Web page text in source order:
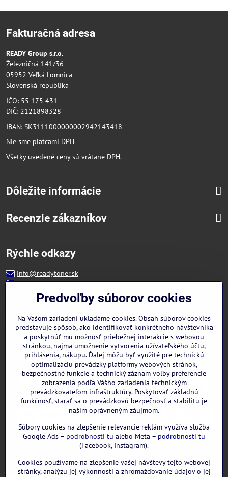
Fakturačná adresa
READY Group s.r.o.
Železničná 141/36
05952 Veľká Lomnica
Slovenská republika
IČO: 55 175 431
DIČ: 2121898328
IBAN: SK3111000000002942143418
Nie sme platcami DPH
Všetky uvedené ceny sú vrátane DPH.
Dôležite informácie
Recenzie zákazníkov
Rýchle odkazy
info@readytoner.sk
+421 944 322 536 (PO-PIA: 09:00- 15:00)
Facebook
Instagram
WhatsApp
GOOGLE recenzie:
Predvoľby súborov cookies
Na Vašom zariadení ukladáme cookies. Obsah súborov cookies
predstavuje spôsob, ako identifikovať konkrétneho návštevníka
a poskytnúť mu možnosť priebežnej interakcie s webovou
stránkou, najmä umožnenie vytvorenia užívateľského účtu,
prihlásenia, nákupu. Ďalej môžu byť využité pre technickú
optimalizáciu prevádzky platformy webových stránok,
bezpečnostné funkcie a technický záznam voľby preferencie
zobrazenia podľa Vášho zariadenia technickým
prevádzkovateľom infraštruktúry. Poskytovať základnú
funkčnosť, starať sa o prevádzkovú bezpečnosť a stabilitu je
naším oprávneným záujmom.
Súbory cookies na zlepšenie relevancie reklám využíva služba
Google Ads – podrobnosti tu alebo Meta – podrobnosti tu
(Facebook, Instagram).
Cookies používame na zlepšenie vašej návštevy tejto webovej
stránky, analýzu jej výkonnosti a zhromažďovanie údajov o jej